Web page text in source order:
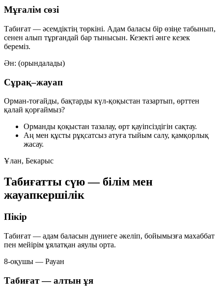
Мұғалім сөзі
Табиғат — әсемдіктің төркіні. Адам баласы бір өзіңе табынып,
сенен алып тұрғандай бар тынысын. Кезекті әнге кезек
береміз.
Ән: (орындалады)
Сұрақ–жауап
Орман-тоғайды, бақтарды күл-қоқыстан тазартып, өрттен
қалай қорғаймыз?
Орманды қоқыстан тазалау, өрт қауіпсіздігін сақтау.
Аң мен құсты рұқсатсыз атуға тыйым салу, қамқорлық
жасау.
Ұлан, Бекарыс
Табиғатты сүю — білім мен
жауапкершілік
Пікір
Табиғат — адам баласын дүниеге әкеліп, бойымызға махаббат
пен мейірім ұялатқан аяулы орта.
8-оқушы — Рауан
Табиғат — алтын ұя